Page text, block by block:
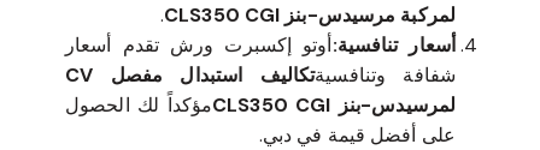
لمركبة مرسيدس-بنز CLS350 CGI
.
أسعار تنافسية:أوتو إكسبرت ورش تقدم أسعار
شفافة وتنافسية
تكاليف استبدال مفصل CV
لمرسيدس-بنز CLS350 CGI
مؤكداً لك الحصول
على أفضل قيمة في دبي.